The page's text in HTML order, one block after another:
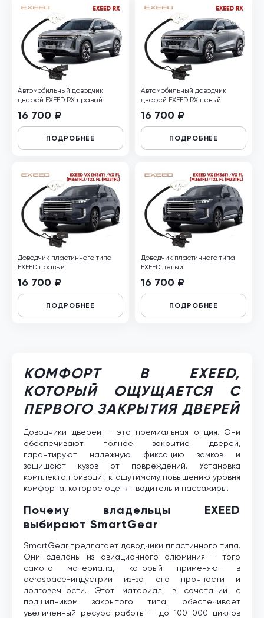
Автомобильный доводчик
дверей EXEED RX правый
16 700 ₽
ПОДРОБНЕЕ
Автомобильный доводчик
дверей EXEED RX левый
16 700 ₽
ПОДРОБНЕЕ
Доводчик пластинного типа
EXEED правый
16 700 ₽
ПОДРОБНЕЕ
Доводчик пластинного типа
EXEED левый
16 700 ₽
ПОДРОБНЕЕ
КОМФОРТ В EXEED,
КОТОРЫЙ ОЩУЩАЕТСЯ С
ПЕРВОГО ЗАКРЫТИЯ ДВЕРЕЙ
Доводчики дверей – это премиальная опция. Они
обеспечивают полное закрытие дверей,
гарантируют надежную фиксацию замков и
защищают кузов от повреждений. Установка
комплекта приводит к ощутимому повышению уровня
комфорта, которое оценят водитель и пассажиры.
Почему владельцы EXEED
выбирают SmartGear
SmartGear предлагает доводчики пластинного типа.
Они сделаны из авиационного алюминия – того
самого материала, который применяют в
aerospace-индустрии из-за его прочности и
долговечности. Этот материал, в сочетании с
подшипником закрытого типа, обеспечивает
увеличенный ресурс работы – до 100 000 циклов